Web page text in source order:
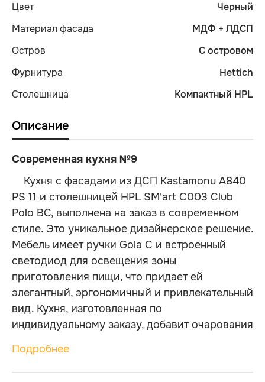
Цвет
Черный
Материал фасада
МДФ + ЛДСП
Остров
С островом
Фурнитура
Hettich
Столешница
Компактный HPL
Описание
Современная кухня №9
Кухня с фасадами из ДСП Kastamonu A840
PS 11 и столешницей HPL SM'art C003 Club
Polo BC, выполнена на заказ в современном
стиле. Это уникальное дизайнерское решение.
Мебель имеет ручки Gola C и встроенный
светодиод для освещения зоны
приготовления пищи, что придает ей
элегантный, эргономичный и привлекательный
вид. Кухня, изготовленная по
индивидуальному заказу, добавит очарования
пространству. Кухня также включает в себя
просторный двухуровневый остров, на
Подробнее